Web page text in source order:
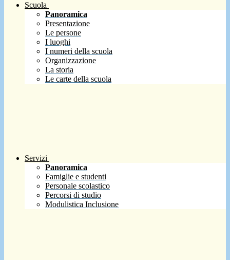
Scuola
Panoramica
Presentazione
Le persone
I luoghi
I numeri della scuola
Organizzazione
La storia
Le carte della scuola
Servizi
Panoramica
Famiglie e studenti
Personale scolastico
Percorsi di studio
Modulistica Inclusione